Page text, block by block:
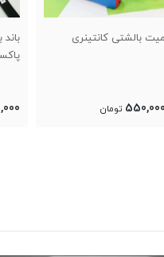
باند بوکس ۵ متری
300,000 تومان